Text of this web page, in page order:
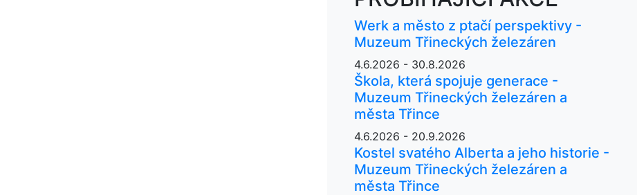
Werk a město z ptačí perspektivy -
Muzeum Třineckých železáren
4.6.2026 - 30.8.2026
Škola, která spojuje generace -
Muzeum Třineckých železáren a
města Třince
4.6.2026 - 20.9.2026
Kostel svatého Alberta a jeho historie -
Muzeum Třineckých železáren a
města Třince